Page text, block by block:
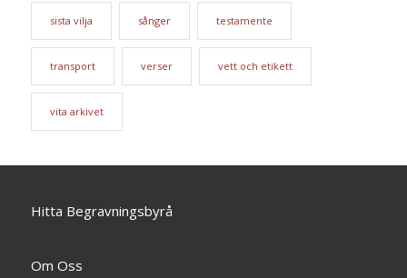
sista vilja sånger testamente
transport verser vett och etikett
vita arkivet
Hitta Begravningsbyrå
Om Oss